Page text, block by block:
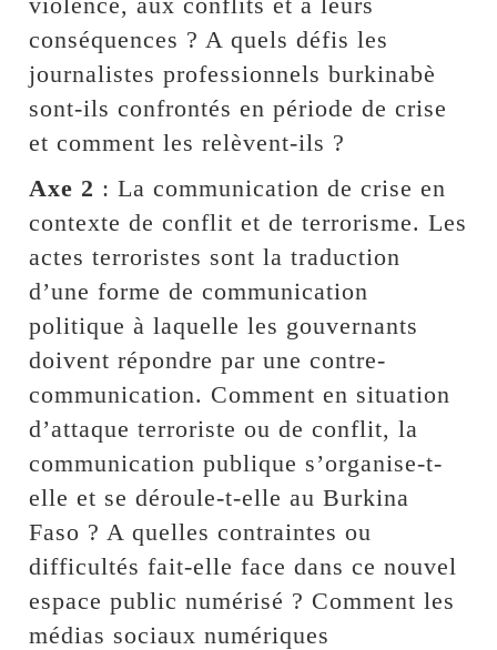
conséquences ? A quels défis les
journalistes professionnels burkinabè
sont-ils confrontés en période de crise
et comment les relèvent-ils ?
Axe 2 : La communication de crise en
contexte de conflit et de terrorisme. Les
actes terroristes sont la traduction
d’une forme de communication
politique à laquelle les gouvernants
doivent répondre par une contre-
communication. Comment en situation
d’attaque terroriste ou de conflit, la
communication publique s’organise-t-
elle et se déroule-t-elle au Burkina
Faso ? A quelles contraintes ou
difficultés fait-elle face dans ce nouvel
espace public numérisé ? Comment les
médias sociaux numériques